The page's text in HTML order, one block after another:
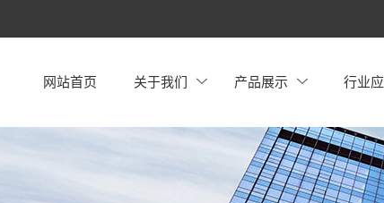
网站首页 关于我们 产品展示 行业